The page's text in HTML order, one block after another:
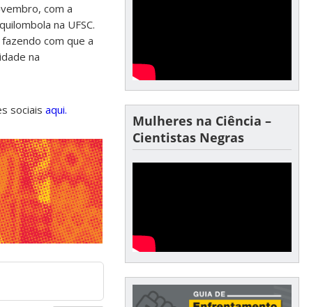
com a
na UFSC.
fazendo com que a
na
sociais aqui.
Mulheres na Ciência –
Cientistas Negras